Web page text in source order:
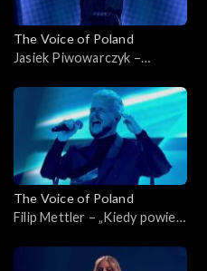
The Voice of Poland
Jasiek Piwowarczyk –
Voice of Poland”, Live 2, 15
listopada 2025
The Voice of Poland
Filip Mettler – „Kiedy powiem
Poland”, Live 2, 15 listopada